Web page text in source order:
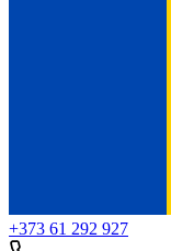
+373 61 292 927